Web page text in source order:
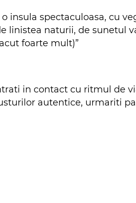
insula spectaculoasa, cu
linistea naturii, de sunetul
foarte mult)”
in contact cu ritmul de
autentice, urmariti